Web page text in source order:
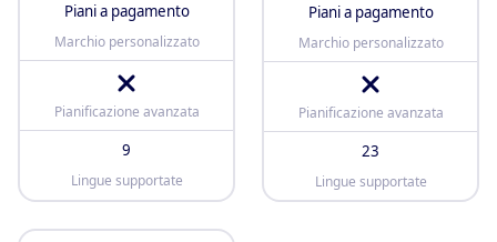
Piani a pagamento
Marchio personalizzato
Pianificazione avanzata
9
Lingue supportate
Piani a pagamento
Marchio personalizzato
Pianificazione avanzata
23
Lingue supportate